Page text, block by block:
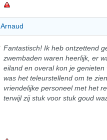
Arnaud
Fantastisch! Ik heb ontzettend
zwembaden waren heerlijk, er
eiland en overal kon je
was het teleurstellend om te
vriendelijke personeel met het
terwijl zij stuk voor stuk goud